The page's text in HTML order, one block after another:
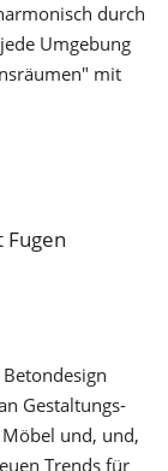
durch
Umgebung
mit
Gestaltungs­
und, und,
Trends für